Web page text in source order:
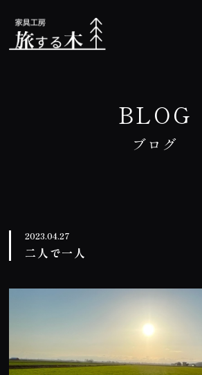
BLOG
ブログ
2023.04.27
二人で一人